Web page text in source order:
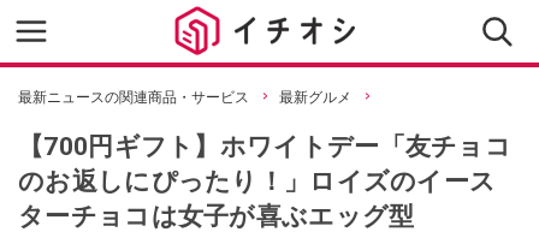
最新ニュースの関連商品・サービス 最新グルメ
【700円ギフト】ホワイトデー「友チョコ
のお返しにぴったり！」ロイズのイース
ターチョコは女子が喜ぶエッグ型